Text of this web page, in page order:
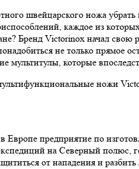
швейцарского ножа
каждое из
Бренд Victorinox начал
не только прямое
мультитулы, которые
ножи
предприятие по
на Северный полюс,
от нападения и